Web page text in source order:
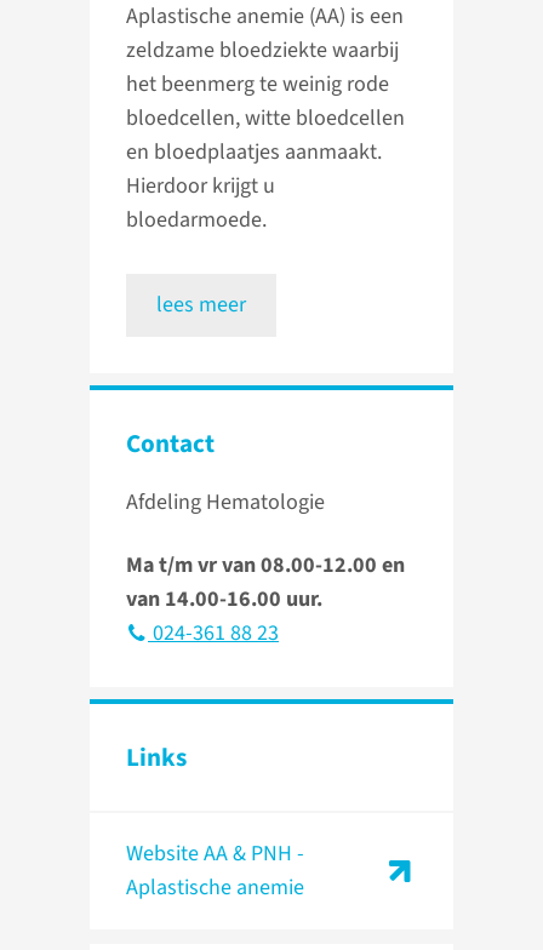
Aplastische anemie (AA) is een
zeldzame bloedziekte waarbij
het beenmerg te weinig rode
bloedcellen, witte bloedcellen
en bloedplaatjes aanmaakt.
Hierdoor krijgt u
bloedarmoede.
lees meer
Contact
Afdeling Hematologie
Ma t/m vr van 08.00-12.00 en
van 14.00-16.00 uur.
024-361 88 23
Links
Website AA & PNH -
Aplastische anemie